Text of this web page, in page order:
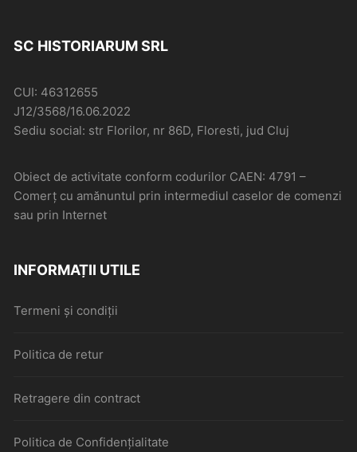
SC HISTORIARUM SRL
CUI: 46312655
J12/3568/16.06.2022
Sediu social: str Florilor, nr 86D, Floresti, jud Cluj
Obiect de activitate conform codurilor CAEN: 4791 –
Comerţ cu amănuntul prin intermediul caselor de comenzi
sau prin Internet
INFORMAȚII UTILE
Termeni și condiții
Politica de retur
Retragere din contract
Politica de Confidențialitate